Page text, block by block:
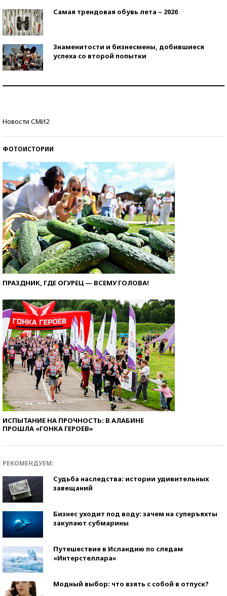
Самая трендовая обувь лета – 2026
Знаменитости и бизнесмены, добившиеся
успеха со второй попытки
Новости СМИ2
ФОТОИСТОРИИ
ПРАЗДНИК, ГДЕ ОГУРЕЦ — ВСЕМУ ГОЛОВА!
ИСПЫТАНИЕ НА ПРОЧНОСТЬ: В АЛАБИНЕ
ПРОШЛА «ГОНКА ГЕРОЕВ»
РЕКОМЕНДУЕМ:
Судьба наследства: истории удивительных
завещаний
Бизнес уходит под воду: зачем на суперъяхты
закупают субмарины
Путешествие в Исландию по следам
«Интерстеллара»
Модный выбор: что взять с собой в отпуск?